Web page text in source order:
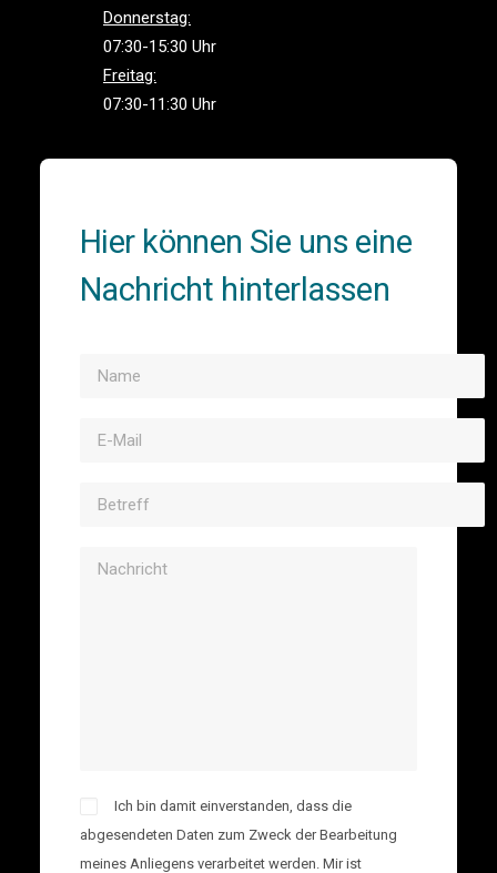
Donnerstag:
07:30-15:30 Uhr
Freitag:
07:30-11:30 Uhr
Hier können Sie uns eine
Nachricht hinterlassen
Ich bin damit einverstanden, dass die
abgesendeten Daten zum Zweck der Bearbeitung
meines Anliegens verarbeitet werden. Mir ist